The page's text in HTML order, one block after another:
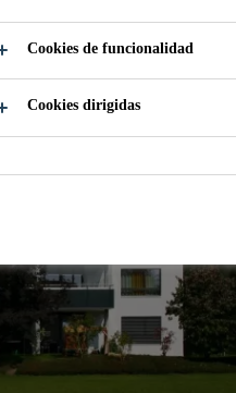
Cookies de funcionalidad
Cookies dirigidas